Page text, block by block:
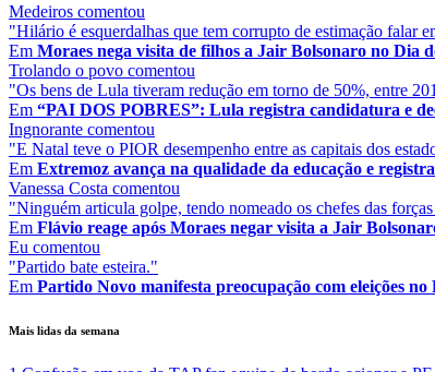
Medeiros comentou
"Hilário é esquerdalhas que tem corrupto de estimação falar
Em Moraes nega visita de filhos a Jair Bolsonaro no Dia
Trolando o povo comentou
"Os bens de Lula tiveram redução em torno de 50%, entre
Em “PAI DOS POBRES”: Lula registra candidatura e
Ingnorante comentou
"E Natal teve o PIOR desempenho entre as capitais dos
Em Extremoz avança na qualidade da educação e
Vanessa Costa comentou
"Ninguém articula golpe, tendo nomeado os chefes das
Em Flávio reage após Moraes negar visita a Jair
Eu comentou
"Partido bate esteira."
Em Partido Novo manifesta preocupação com eleições
Mais lidas da semana